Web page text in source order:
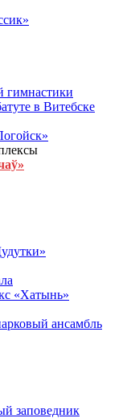
гимнастики
в Витебске
«Хатынь»
ансамбль
заповедник